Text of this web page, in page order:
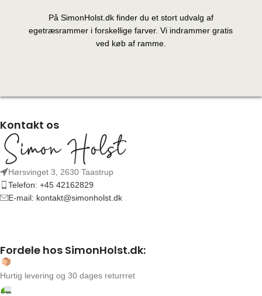
På SimonHolst.dk finder du et stort udvalg af
egetræsrammer i forskellige farver. Vi indrammer gratis
ved køb af ramme.
Kontakt os
Hørsvinget 3, 2630 Taastrup
Telefon: +45 42162829
E-mail: kontakt@simonholst.dk
Fordele hos SimonHolst.dk:
Hurtig levering og 30 dages returrret